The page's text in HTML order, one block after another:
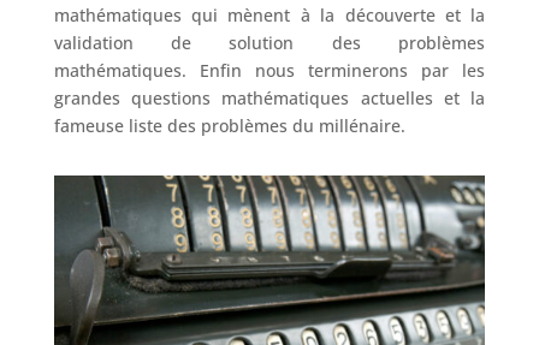
mathématiques qui mènent à la découverte et la
validation de solution des problèmes
mathématiques. Enfin nous terminerons par les
grandes questions mathématiques actuelles et la
fameuse liste des problèmes du millénaire.